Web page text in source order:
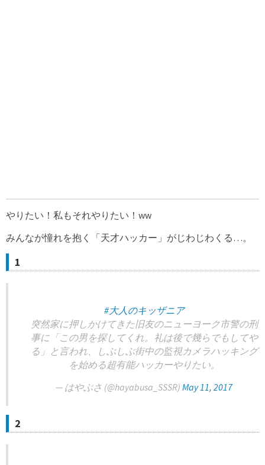
やりたい！私もそれやりたい！ww
みんなが憧れを抱く「天才ハッカー」がじわじわくる…。
1
#大人のキッザニア
突然家に押しかけてきた旧友のニューヨーク市警の刑
事に「この男を探してくれ。礼は後で幾らでもしてや
る」と言われ、しぶしぶ街中の監視カメラハッキング
を始める超有能ハッカーやりたい。
— はやぶさ (@hayabusa_SSSR) May 11, 2017
2